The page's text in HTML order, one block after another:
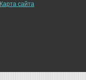
Карта сайта